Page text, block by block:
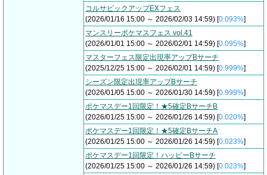
コルサピックアップEXフェス
(2026/01/16 15:00 ～ 2026/02/03 14:59) [0.093%]
マンスリーポケマスフェス vol.41
(2026/01/01 15:00 ～ 2026/02/01 14:59) [0.095%]
マスターフェス限定出現率アップBサーチ
(2025/12/25 15:00 ～ 2026/02/01 14:59) [0.999%]
シーズン限定出現率アップBサーチ
(2026/01/05 15:00 ～ 2026/01/30 14:59) [0.999%]
ポケマスデー1回限定！★5確定BサーチB
(2026/01/25 15:00 ～ 2026/01/26 14:59) [0.020%]
ポケマスデー1回限定！★5確定BサーチA
(2026/01/25 15:00 ～ 2026/01/26 14:59) [0.023%]
ポケマスデー1回限定！ハッピーBサーチ
(2026/01/25 15:00 ～ 2026/01/26 14:59) [0.023%]